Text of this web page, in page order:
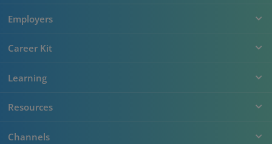
Employers
Career Kit
Learning
Resources
Channels